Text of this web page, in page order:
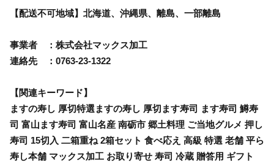
【配送不可地域】北海道、沖縄県、離島、一部離島
事業者 ：株式会社マックス加工
連絡先 ：0763-23-1322
【関連キーワード】
ますの寿し 厚切特選ますの寿し 厚切ます寿司 ます寿司 鱒寿
司 富山ます寿司 富山名産 南砺市 郷土料理 ご当地グルメ 押し
寿司 15切入 二箱重ね 2箱セット 食べ応え 高級 特選 老舗 平ら
寿し本舗 マックス加工 お取り寄せ 寿司 冷蔵 贈答用 ギフト